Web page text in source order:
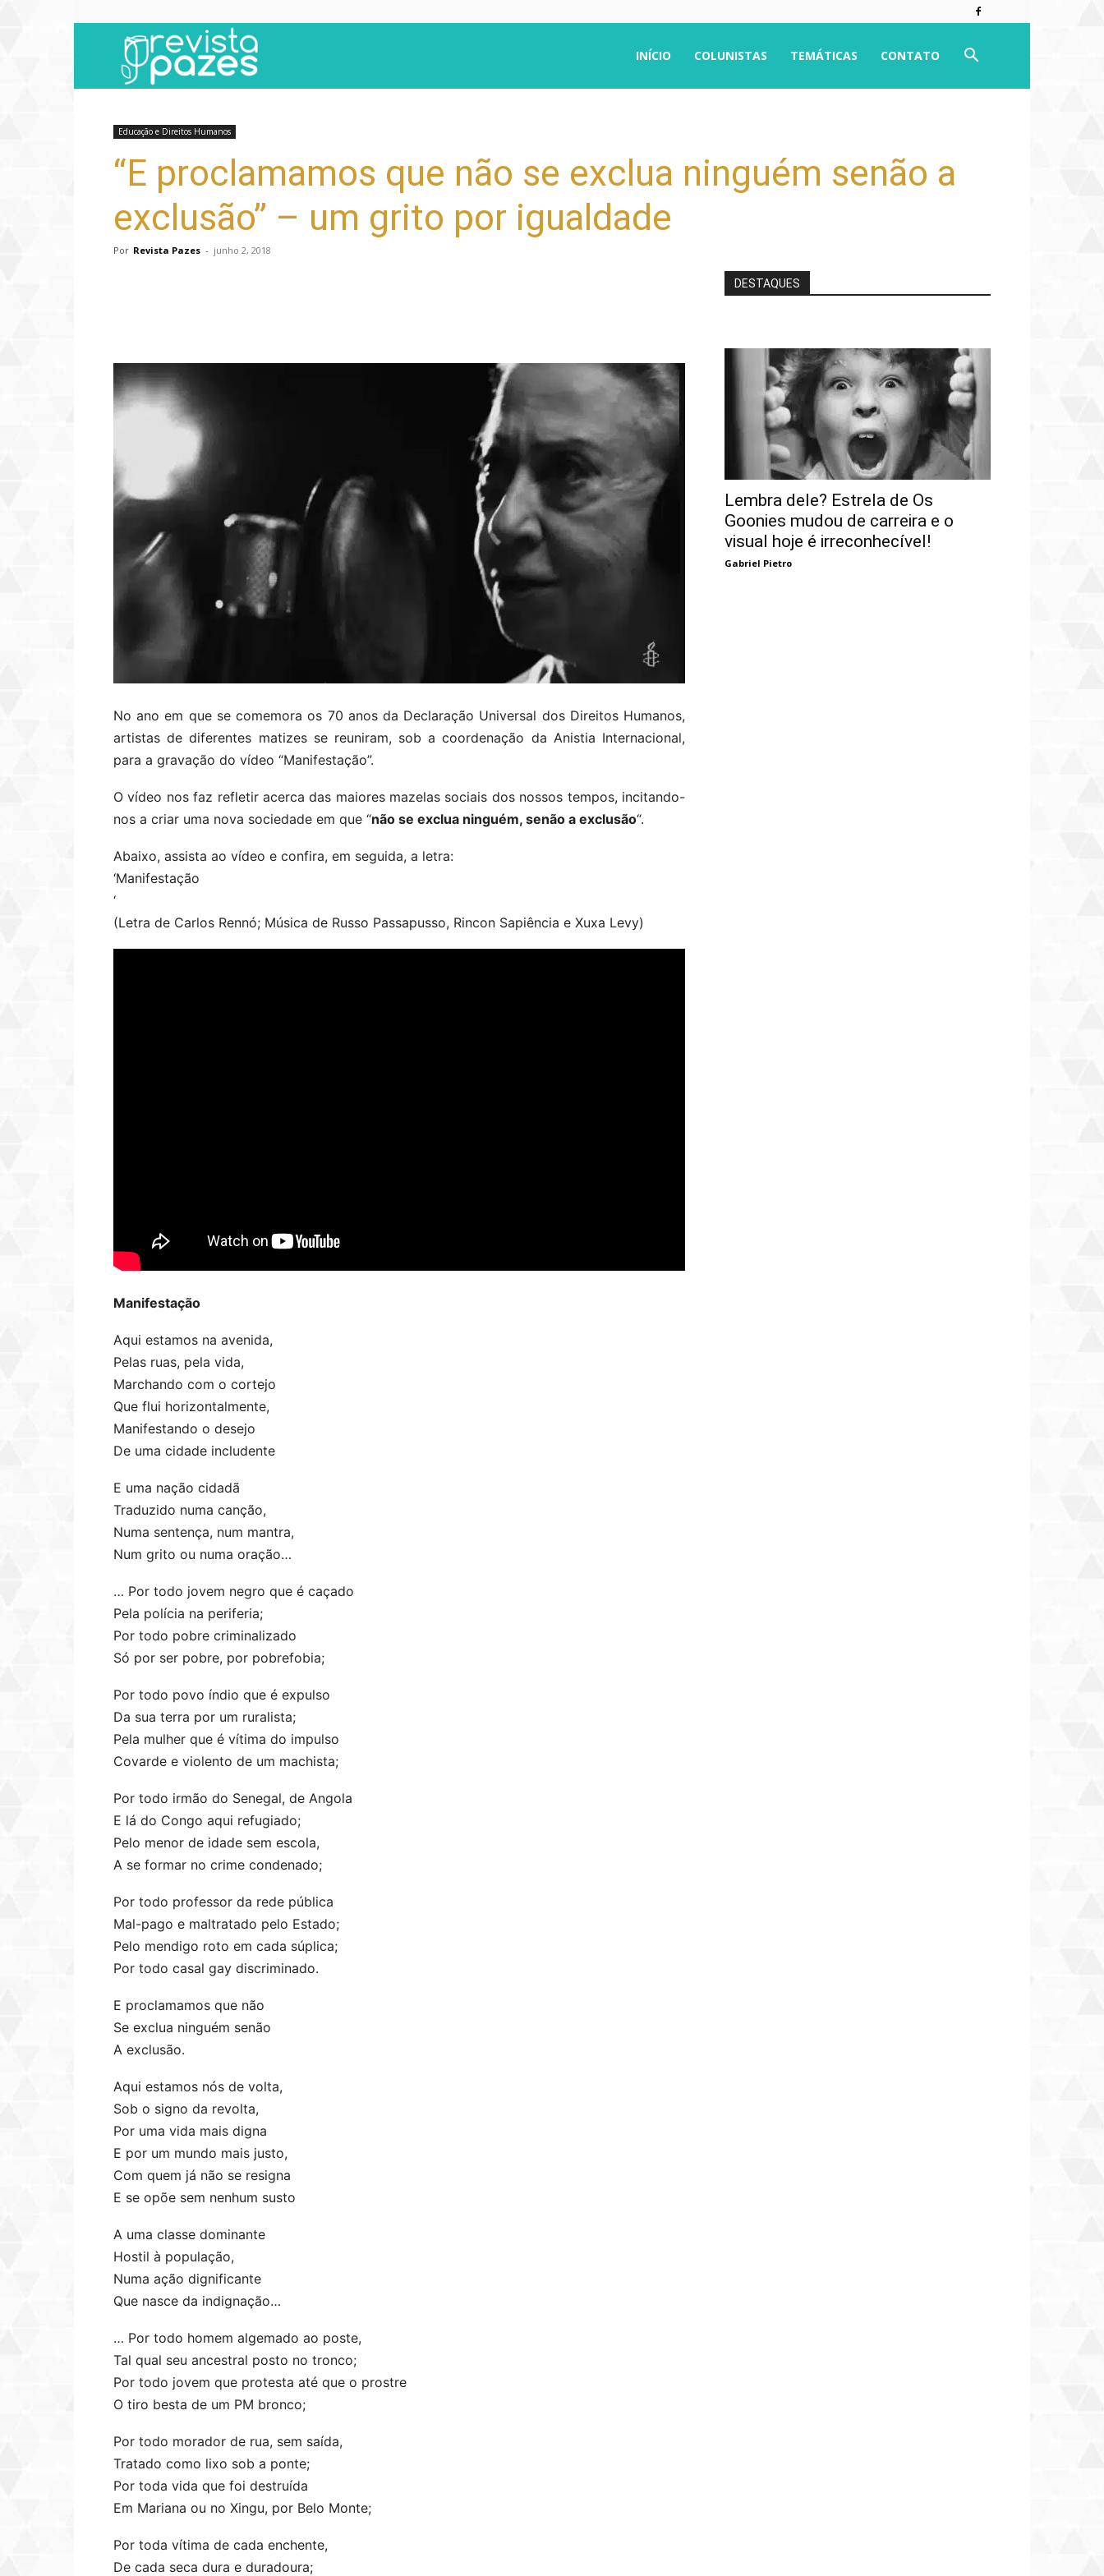
INÍCIO COLUNISTAS TEMÁTICAS CONTATO
Educação e Direitos Humanos
“E proclamamos que não se exclua ninguém senão a
exclusão” – um grito por igualdade
Por Revista Pazes - junho 2, 2018
No ano em que se comemora os 70 anos da Declaração Universal dos Direitos Humanos,
artistas de diferentes matizes se reuniram, sob a coordenação da Anistia Internacional,
para a gravação do vídeo “Manifestação”.
O vídeo nos faz refletir acerca das maiores mazelas sociais dos nossos tempos, incitando-
nos a criar uma nova sociedade em que “não se exclua ninguém, senão a exclusão“.
Abaixo, assista ao vídeo e confira, em seguida, a letra:
‘Manifestação
‘
(Letra de Carlos Rennó; Música de Russo Passapusso, Rincon Sapiência e Xuxa Levy)
Manifestação
Aqui estamos na avenida,
Pelas ruas, pela vida,
Marchando com o cortejo
Que flui horizontalmente,
Manifestando o desejo
De uma cidade includente
E uma nação cidadã
Traduzido numa canção,
Numa sentença, num mantra,
Num grito ou numa oração…
… Por todo jovem negro que é caçado
Pela polícia na periferia;
Por todo pobre criminalizado
Só por ser pobre, por pobrefobia;
Por todo povo índio que é expulso
Da sua terra por um ruralista;
Pela mulher que é vítima do impulso
Covarde e violento de um machista;
Por todo irmão do Senegal, de Angola
E lá do Congo aqui refugiado;
Pelo menor de idade sem escola,
A se formar no crime condenado;
Por todo professor da rede pública
Mal-pago e maltratado pelo Estado;
Pelo mendigo roto em cada súplica;
Por todo casal gay discriminado.
E proclamamos que não
Se exclua ninguém senão
A exclusão.
Aqui estamos nós de volta,
Sob o signo da revolta,
Por uma vida mais digna
E por um mundo mais justo,
Com quem já não se resigna
E se opõe sem nenhum susto
A uma classe dominante
Hostil à população,
Numa ação dignificante
Que nasce da indignação…
… Por todo homem algemado ao poste,
Tal qual seu ancestral posto no tronco;
Por todo jovem que protesta até que o prostre
O tiro besta de um PM bronco;
Por todo morador de rua, sem saída,
Tratado como lixo sob a ponte;
Por toda vida que foi destruída
Em Mariana ou no Xingu, por Belo Monte;
Por toda vítima de cada enchente,
De cada seca dura e duradoura;
DESTAQUES
Lembra dele? Estrela de Os
Goonies mudou de carreira e o
visual hoje é irreconhecível!
Gabriel Pietro